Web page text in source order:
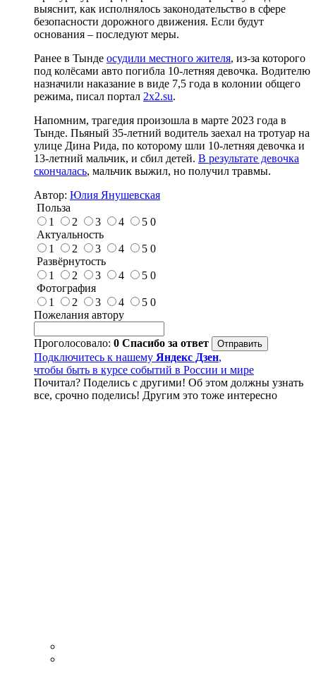
выяснит, как исполнялось законодательство в сфере
безопасности дорожного движения. Если будут
основания – последуют меры.
Ранее в Тынде осудили местного жителя, из-за которого
под колёсами авто погибла 10-летняя девочка. Водителю
назначили наказание в виде 7,5 года в колонии общего
режима, писал портал 2x2.su.
Напомним, трагедия произошла в марте 2023 года в
Тынде. Пьяный 35-летний водитель заехал на тротуар на
улице Дина Рида, по которому шли 10-летняя девочка и
13-летний мальчик, и сбил детей. В результате девочка
скончалась, мальчик выжил, но получил травмы.
Автор: Юлия Янушевская
Польза
1
2 3 4 5 0
Актуальность
1
2 3 4 5 0
Развёрнутость
1
2 3 4 5 0
Фотография
1
2 3 4 5 0
Пожелания автору
Проголосовало: 0 Спасибо за ответ
Подключитесь к нашему Яндекс Дзен,
чтобы быть в курсе событий в России и мире
Почитал? Поделись с другими! Об этом должны узнать
все, срочно поделись! Другим это тоже интересно